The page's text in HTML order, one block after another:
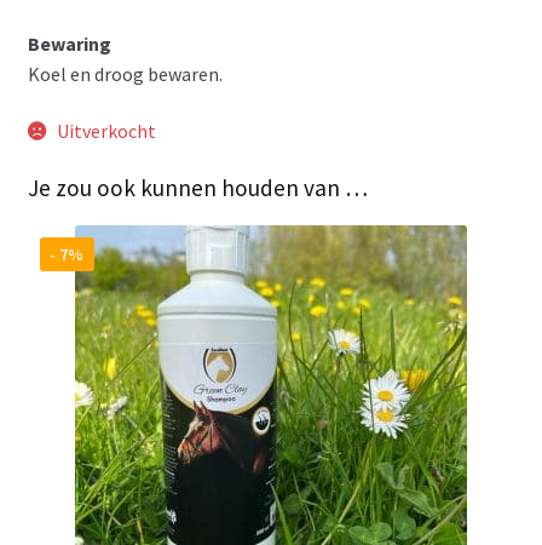
Bewaring
Koel en droog bewaren.
Uitverkocht
Je zou ook kunnen houden van …
- 7%